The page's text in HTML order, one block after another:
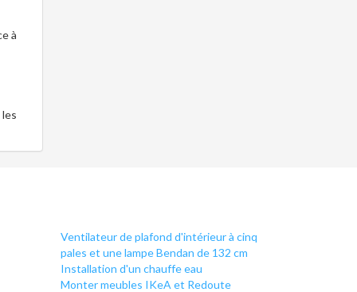
à
Ventilateur de plafond d'intérieur à cinq
pales et une lampe Bendan de 132 cm
Installation d'un chauffe eau
Monter meubles IKeA et Redoute